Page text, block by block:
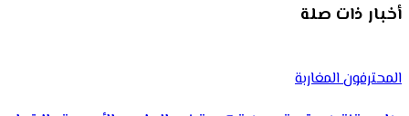
أخبار ذات صلة
المحترفون المغاربة